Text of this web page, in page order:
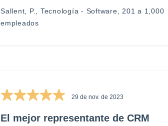
Sallent, P., Tecnología - Software, 201 a 1,000
empleados
29 de nov. de 2023
El mejor representante de CRM